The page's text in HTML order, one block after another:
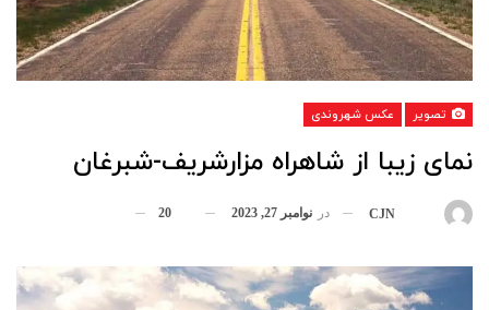
تصویر عکس شهروندی
نمای زیبا از شاهراه مزارشریف-شبرغان
CJN در نوامبر 27, 2023 20